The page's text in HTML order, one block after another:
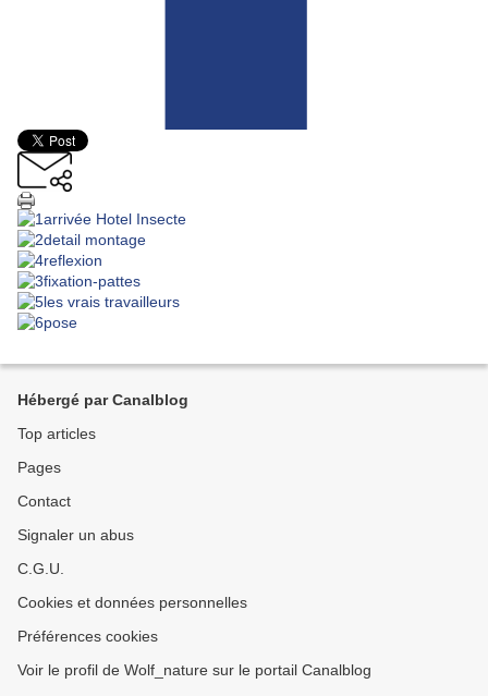
Hébergé par Canalblog
Top articles
Pages
Contact
Signaler un abus
C.G.U.
Cookies et données personnelles
Préférences cookies
Voir le profil de Wolf_nature sur le portail Canalblog